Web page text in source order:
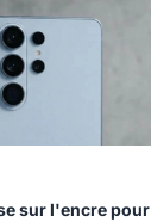
sur l'encre